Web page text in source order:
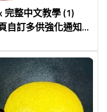
完整中文教學 (1)
自訂多供強化通知加